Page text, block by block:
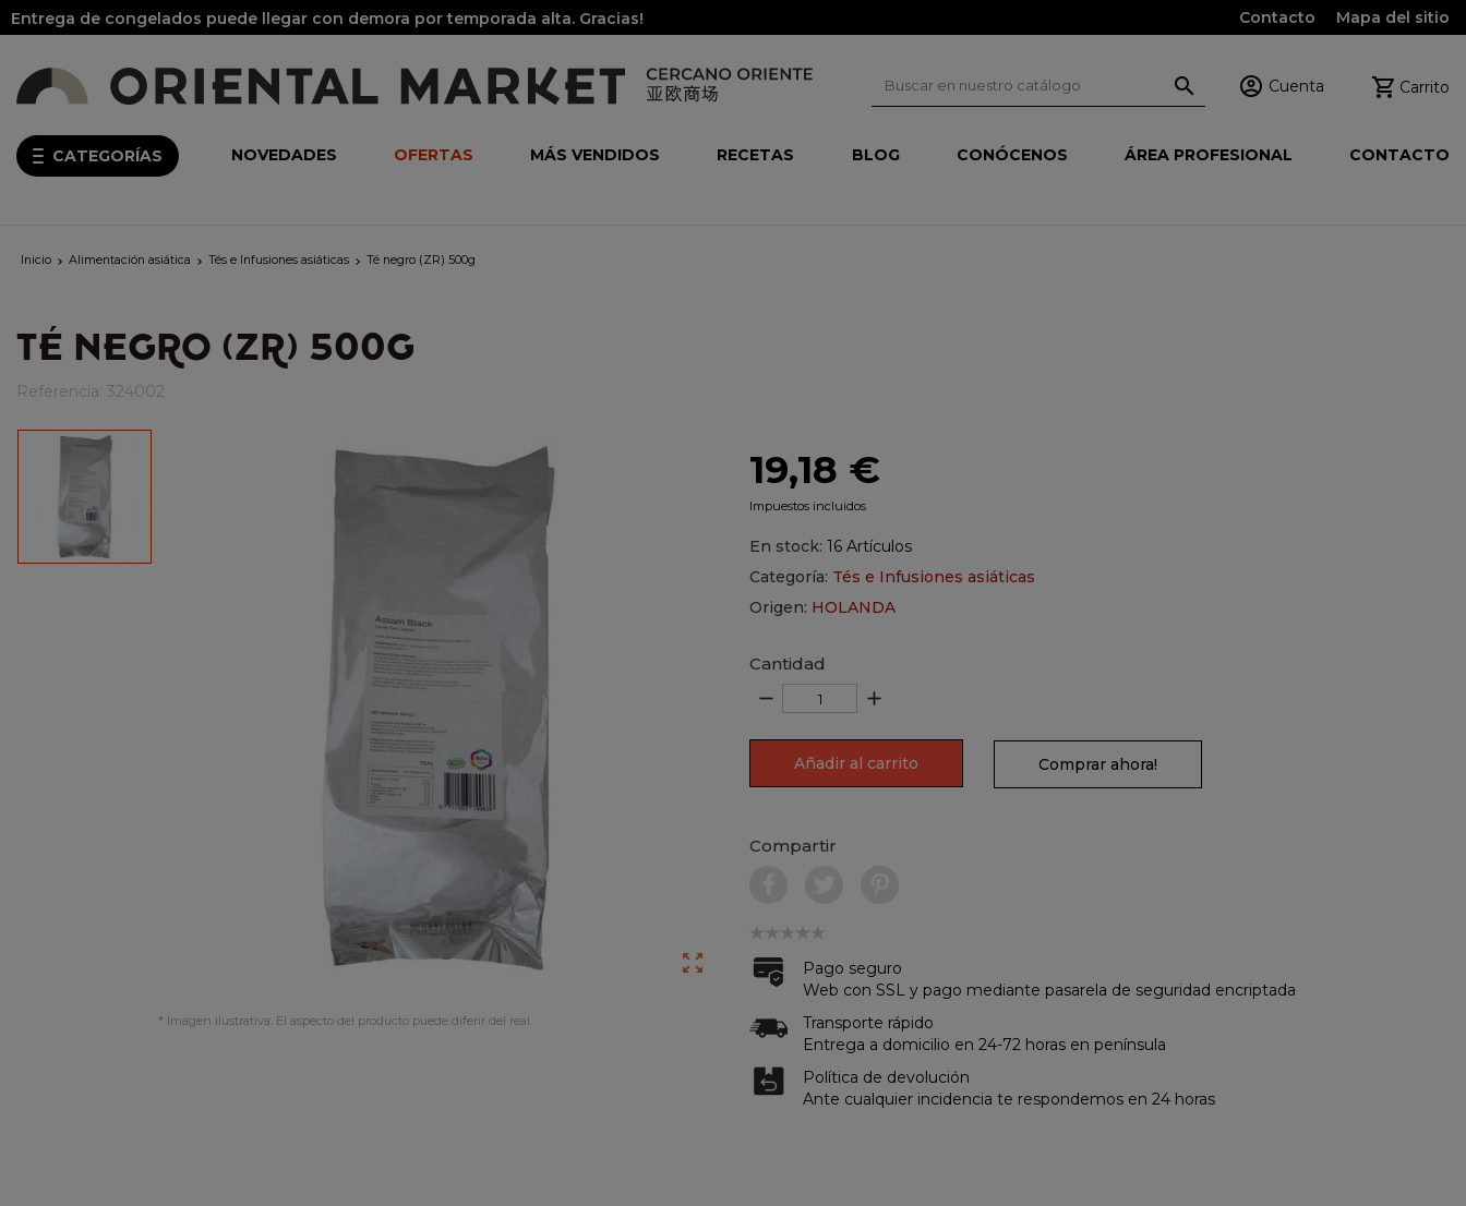
Entrega de congelados puede llegar con demora por temporada alta. Gracias! Contacto Mapa del sitio
  Cuenta  Carrito
CATEGORÍAS NOVEDADES OFERTAS MÁS VENDIDOS RECETAS BLOG CONÓCENOS ÁREA PROFESIONAL CONTACTO
Inicio  Alimentación asiática  Tés e Infusiones asiáticas  Té negro (ZR) 500g
TÉ NEGRO (ZR) 500G
Referencia: 324002

* Imagen ilustrativa. El aspecto del producto puede diferir del real.
19,18 €
Impuestos incluidos
En stock: 16 Artículos
Categoría: Tés e Infusiones asiáticas
Origen: HOLANDA
Cantidad
remove add
Añadir al carrito Comprar ahora!
Compartir
Pago seguro
Web con SSL y pago mediante pasarela de seguridad encriptada
Transporte rápido
Entrega a domicilio en 24-72 horas en península
Política de devolución
Ante cualquier incidencia te respondemos en 24 horas